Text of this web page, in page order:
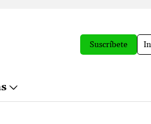
Suscríbete